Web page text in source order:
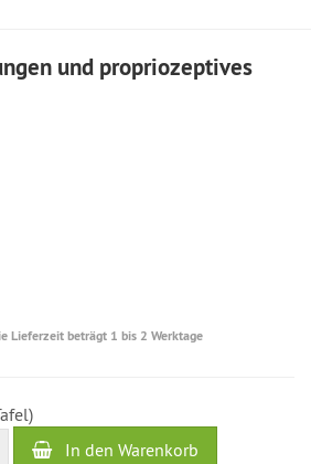
und propriozeptives
Lieferzeit beträgt 1 bis 2 Werktage
In den Warenkorb